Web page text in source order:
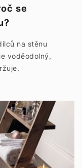
se
na stěnu
voděodolný,